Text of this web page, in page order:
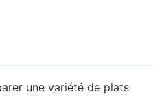
une variété de plats